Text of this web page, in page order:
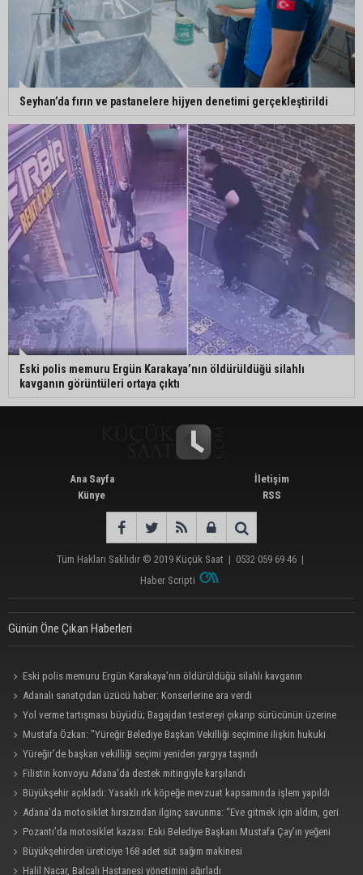
Seyhan’da fırın ve pastanelere hijyen denetimi gerçekleştirildi
Eski polis memuru Ergün Karakaya’nın öldürüldüğü silahlı
kavganın görüntüleri ortaya çıktı
Ana Sayfa
Künye
İletişim
RSS
Tüm Hakları Saklıdır © 2019 Küçük Saat | 0532 059 69 46 |
Haber Scripti
Günün Öne Çıkan Haberleri
Eski polis memuru Ergün Karakaya’nın öldürüldüğü silahlı kavganın
görüntüleri ortaya çıktı
Adanalı sanatçıdan üzücü haber: Konserlerine ara verdi
Yol verme tartışması büyüdü; Bagajdan testereyi çıkarıp sürücünün üzerine
yürüdü
Mustafa Özkan: "Yüreğir Belediye Başkan Vekilliği seçimine ilişkin hukuki
süreç başlatıldı"
Yüreğir’de başkan vekilliği seçimi yeniden yargıya taşındı
Filistin konvoyu Adana'da destek mitingiyle karşılandı
Büyükşehir açıkladı: Yasaklı ırk köpeğe mevzuat kapsamında işlem yapıldı
Adana’da motosiklet hırsızından ilginç savunma: “Eve gitmek için aldım, geri
verecektim”
Pozantı’da motosiklet kazası: Eski Belediye Başkanı Mustafa Çay’ın yeğeni
hayatını kaybetti
Büyükşehirden üreticiye 168 adet süt sağım makinesi
Halil Nacar, Balcalı Hastanesi yönetimini ağırladı